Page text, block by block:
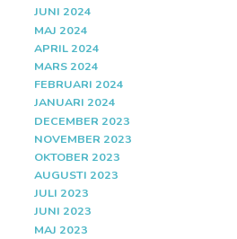
JUNI 2024
MAJ 2024
APRIL 2024
MARS 2024
FEBRUARI 2024
JANUARI 2024
DECEMBER 2023
NOVEMBER 2023
OKTOBER 2023
AUGUSTI 2023
JULI 2023
JUNI 2023
MAJ 2023